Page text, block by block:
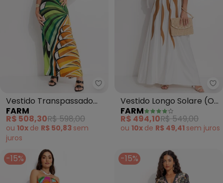
Vestido Transpassado
Árvore Tucano (Verde)
FARM
R$ 508,30R$ 598,00
ou 10x de R$ 50,83 sem
juros
Vestido Longo Solare (Off
White)
FARM
R$ 494,10R$ 549,00
ou 10x de R$ 49,41 sem juros
-15% -15%